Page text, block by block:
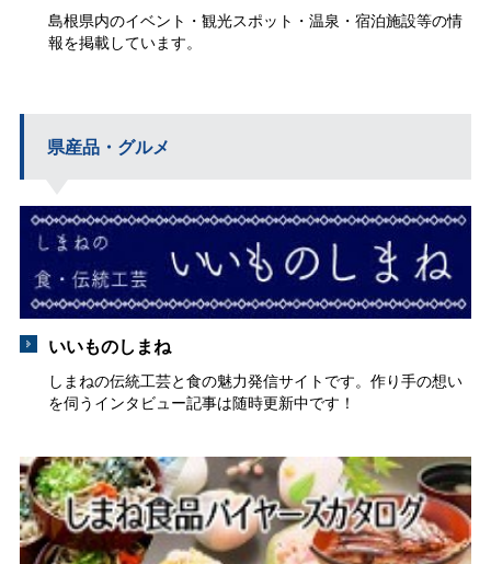
島根県内のイベント・観光スポット・温泉・宿泊施設等の情
報を掲載しています。
県産品・グルメ
いいものしまね
しまねの伝統工芸と食の魅力発信サイトです。作り手の想い
を伺うインタビュー記事は随時更新中です！